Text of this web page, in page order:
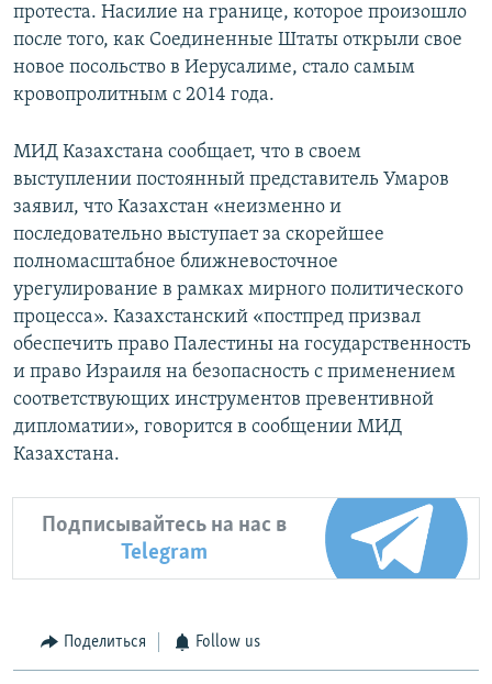
протеста. Насилие на границе, которое произошло
после того, как Соединенные Штаты открыли свое
новое посольство в Иерусалиме, стало самым
кровопролитным с 2014 года.
МИД Казахстана сообщает, что в своем
выступлении постоянный представитель Умаров
заявил, что Казахстан «неизменно и
последовательно выступает за скорейшее
полномасштабное ближневосточное
урегулирование в рамках мирного политического
процесса». Казахстанский «постпред призвал
обеспечить право Палестины на государственность
и право Израиля на безопасность с применением
соответствующих инструментов превентивной
дипломатии», говорится в сообщении МИД
Казахстана.
Подписывайтесь на нас в
Telegram
Поделиться Follow us